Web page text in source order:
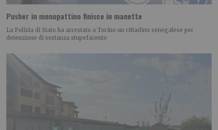
Pusher in monopattino finisce in manette
La Polizia di Stato ha arrestato a Torino un cittadino senegalese per
detenzione di sostanza stupefacente